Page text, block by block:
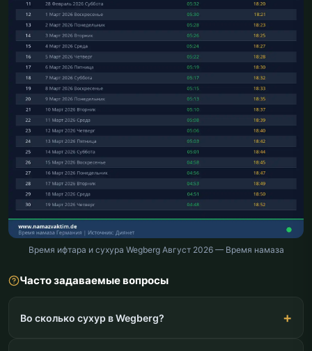
Время ифтара и сухура Wegberg Август 2026 — Время намаза
Часто задаваемые вопросы
Во сколько сухур в Wegberg?